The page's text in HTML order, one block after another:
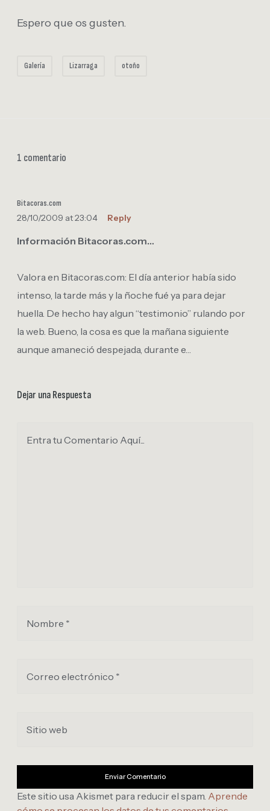
Espero que os gusten.
Galería Lizarraga otoño
1 comentario
Bitacoras.com
28/10/2009 at 23:04 Reply
Información Bitacoras.com…
Valora en Bitacoras.com: El día anterior había sido
intenso, la tarde más y la ñoche fué ya para dejar
huella. De hecho hay algun “testimonio” rulando por
la web. Bueno, la cosa es que la mañana siguiente
aunque amaneció despejada, durante e…
Dejar una Respuesta
Entra tu Comentario Aquí...
Nombre *
Correo electrónico *
Sitio web
Este sitio usa Akismet para reducir el spam. Aprende